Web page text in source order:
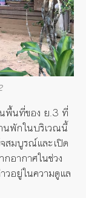
พื้นที่ของ ย.3 ที่
นพักในบริเวณนี้
จสมบูรณ์และเปิด
อากาศในช่วง
อยู่ในความดูแล